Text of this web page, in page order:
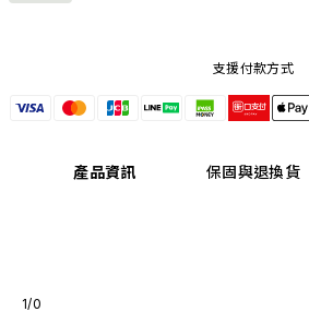
支援付款方式
產品資訊 保固與退換貨
1/0